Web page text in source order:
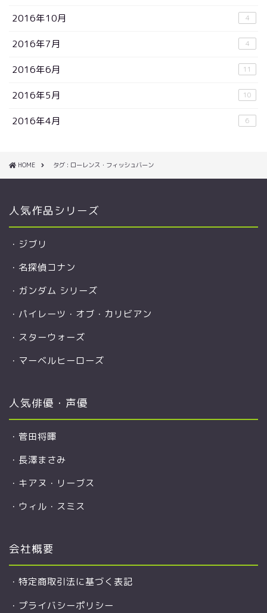
2016年10月 4
2016年7月 4
2016年6月 11
2016年5月 10
2016年4月 6
HOME タグ : ローレンス・フィッシュバーン
人気作品シリーズ
・ ジブリ
・ 名探偵コナン
・ ガンダム シリーズ
・ パイレーツ・オブ・カリビアン
・ スターウォーズ
・ マーベルヒーローズ
人気俳優・声優
・ 菅田将暉
・ 長澤まさみ
・ キアヌ・リーブス
・ ウィル・スミス
会社概要
・ 特定商取引法に基づく表記
・ プライバシーポリシー